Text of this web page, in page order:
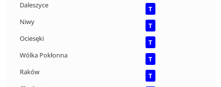
Daleszyce
T
Niwy
T
Ociesęki
T
Wólka Pokłonna
T
Raków
T